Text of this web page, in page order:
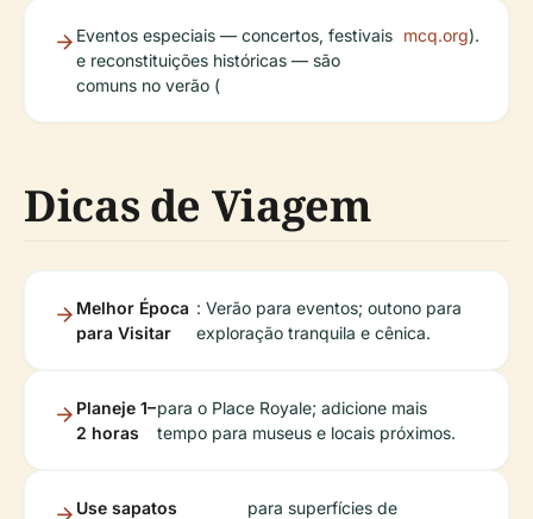
Eventos especiais — concertos, festivais
e reconstituições históricas — são
comuns no verão (
mcq.org).
Dicas de Viagem
Melhor Época
para Visitar
: Verão para eventos; outono para
exploração tranquila e cênica.
Planeje 1–
2 horas
para o Place Royale; adicione mais
tempo para museus e locais próximos.
Use sapatos
para superfícies de